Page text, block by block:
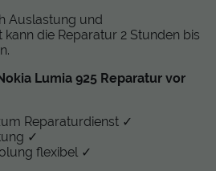
Auslastung und
die Reparatur 2 Stunden bis
Lumia 925 Reparatur vor
Reparaturdienst ✓
✓
flexibel ✓